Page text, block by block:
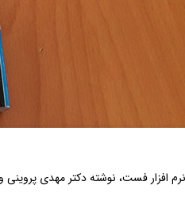
نرم افزار فست، نوشته دکتر مهدی